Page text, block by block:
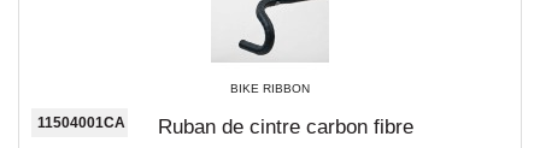
BIKE RIBBON
11504001CA Ruban de cintre carbon fibre